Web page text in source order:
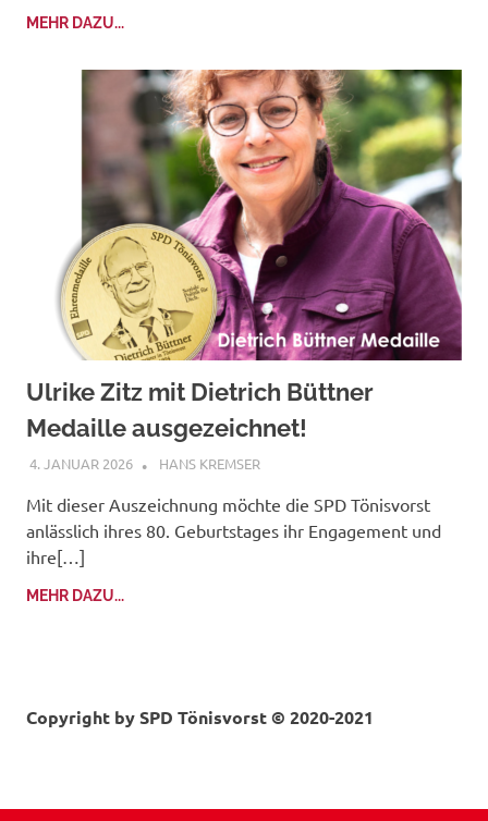
MEHR DAZU...
Ulrike Zitz mit Dietrich Büttner
Medaille ausgezeichnet!
4. JANUAR 2026 HANS KREMSER
Mit dieser Auszeichnung möchte die SPD Tönisvorst
anlässlich ihres 80. Geburtstages ihr Engagement und
ihre[…]
MEHR DAZU...
Copyright bySPD Tönisvorst © 2020-2021